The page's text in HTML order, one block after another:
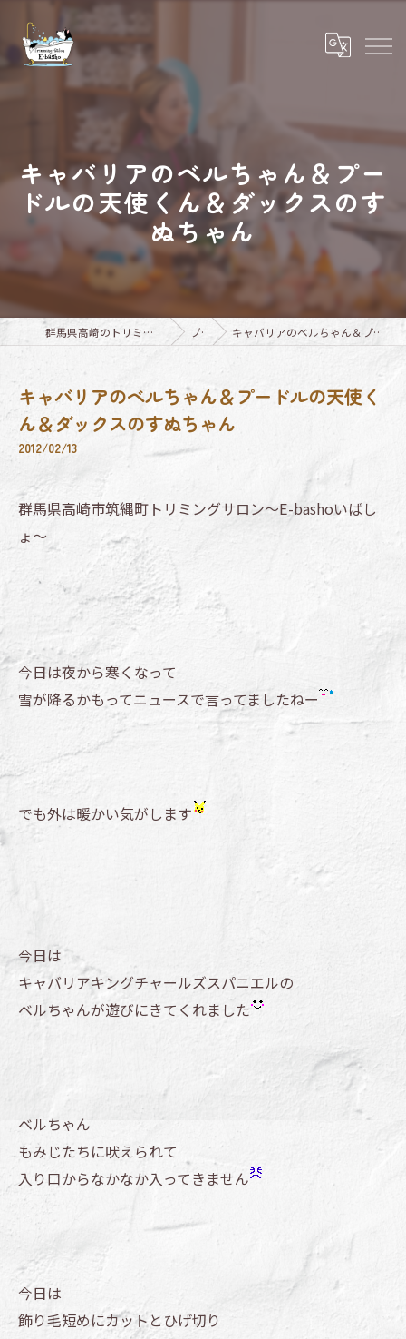
キャバリアのベルちゃん＆プー
ドルの天使くん＆ダックスのす
ぬちゃん
群馬県高崎のトリミングならTrimming Salon E-basho ブログ キャバリアのベルちゃん＆プードルの天使くん＆ダックスのすぬちゃん
キャバリアのベルちゃん＆プードルの天使く
ん＆ダックスのすぬちゃん
2012/02/13
群馬県高崎市筑縄町トリミングサロン～E-bashoいばし
ょ～
今日は夜から寒くなって
雪が降るかもってニュースで言ってましたねー
でも外は暖かい気がします
今日は
キャバリアキングチャールズスパニエルの
ベルちゃんが遊びにきてくれました
ベルちゃん
もみじたちに吠えられて
入り口からなかなか入ってきません
今日は
飾り毛短めにカットとひげ切り